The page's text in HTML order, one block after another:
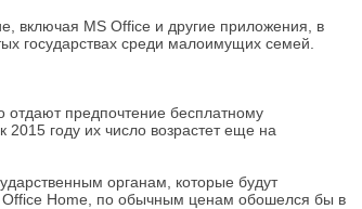
включая MS Office и другие приложения, в
государствах среди малоимущих семей.
предпочтение бесплатному
году их число возрастет еще на
органам, которые будут
Office Home, по обычным ценам обошелся бы в